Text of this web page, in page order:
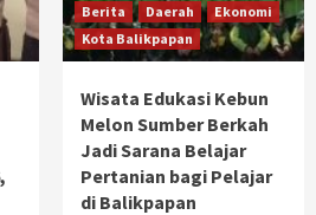
Berita Daerah
Ekonomi
Kota Balikpapan
Wisata Edukasi Kebun
Melon Sumber Berkah
Jadi Sarana Belajar
Pertanian bagi Pelajar
di Balikpapan